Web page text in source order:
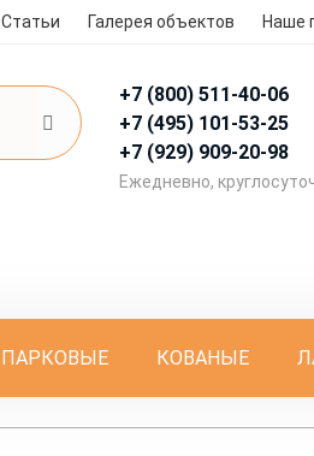
Статьи Галерея объектов Наше
+7 (800) 511-40-06
+7 (495) 101-53-25
+7 (929) 909-20-98
Eжедневно,
ПАРКОВЫЕ КОВАНЫЕ